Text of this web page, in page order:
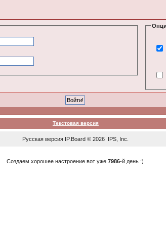
Текстовая версия
Русская версия IP.Board© 2026 IPS, Inc
Создаем хорошее настроение вот уже7986-й день :)